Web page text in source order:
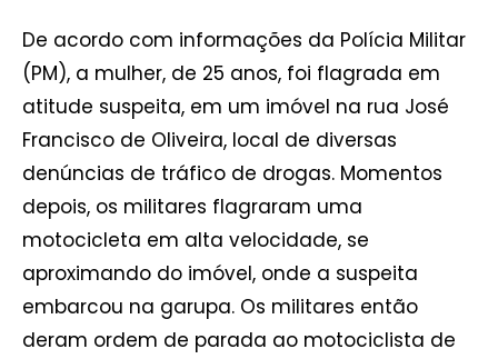
De acordo com informações da Polícia Militar
(PM), a mulher, de 25 anos, foi flagrada em
atitude suspeita, em um imóvel na rua José
Francisco de Oliveira, local de diversas
denúncias de tráfico de drogas. Momentos
depois, os militares flagraram uma
motocicleta em alta velocidade, se
aproximando do imóvel, onde a suspeita
embarcou na garupa. Os militares então
deram ordem de parada ao motociclista de